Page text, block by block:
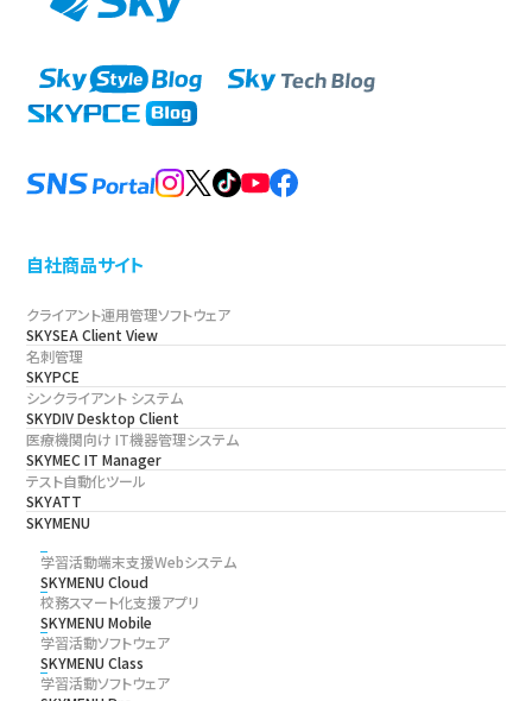
自社商品サイト
クライアント運用管理ソフトウェア
SKYSEA Client View
名刺管理
SKYPCE
シンクライアント システム
SKYDIV Desktop Client
医療機関向け IT機器管理システム
SKYMEC IT Manager
テスト自動化ツール
SKYATT
SKYMENU
学習活動端末支援Webシステム
SKYMENU Cloud
校務スマート化支援アプリ
SKYMENU Mobile
学習活動ソフトウェア
SKYMENU Class
学習活動ソフトウェア